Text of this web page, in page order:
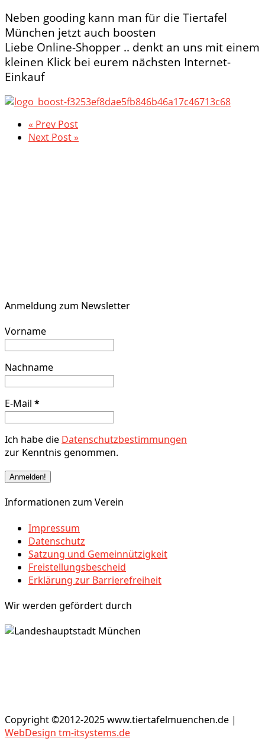
Neben gooding kann man für die Tiertafel
München jetzt auch boosten
Liebe Online-Shopper .. denkt an uns mit einem
kleinen Klick bei eurem nächsten Internet-
Einkauf
« Prev Post
Next Post »
Anmeldung zum Newsletter
Vorname
Nachname
E-Mail *
Ich habe die Datenschutzbestimmungen
zur Kenntnis genommen.
Informationen zum Verein
Impressum
Datenschutz
Satzung und Gemeinnützigkeit
Freistellungsbescheid
Erklärung zur Barrierefreiheit
Wir werden gefördert durch
Copyright ©2012-2025 www.tiertafelmuenchen.de |
WebDesign tm-itsystems.de